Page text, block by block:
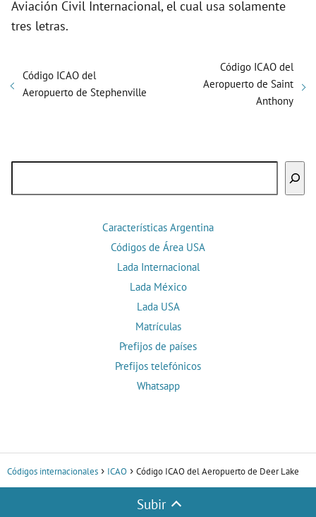
Aviación Civil Internacional, el cual usa solamente
tres letras.
Código ICAO del
Aeropuerto de Stephenville
Código ICAO del
Aeropuerto de Saint
Anthony
Características Argentina
Códigos de Área USA
Lada Internacional
Lada México
Lada USA
Matrículas
Prefijos de países
Prefijos telefónicos
Whatsapp
Códigos internacionales ICAO Código ICAO del Aeropuerto de Deer Lake
Subir